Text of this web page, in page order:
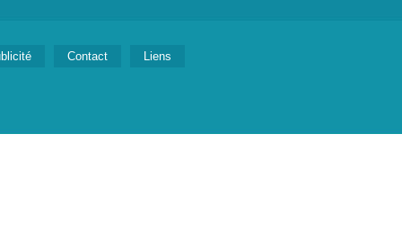
Contact Liens